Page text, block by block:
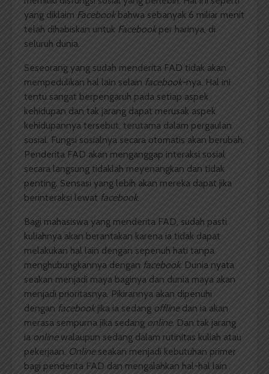
yang diklaim Facebookbahwa sebanyak 6 miliar menit
telah dihabiskan untuk Facebookper harinya, di
seluruh dunia.
Seseorang yang sudah menderita FAD tidak akan
mempedulikan hal lain selain facebook-nya. Hal ini
tentu sangat berpengaruh pada setiap aspek
kehidupan dan tak jarang dapat merusak aspek
kehidupannya tersebut, terutama dalam pergaulan
sosial. Fungsi sosialnya secara otomatis akan berubah.
Penderita FAD akan menganggap interaksi sosial
secara langsung tidaklah meyenangkan dan tidak
penting. Sensasi yang lebih akan mereka dapat jika
berinteraksi lewat facebook.
Bagi mahasiswa yang menderita FAD, sudah pasti
kuliahnya akan berantakan karena ia tidak dapat
melakukan hal lain dengan sepenuh hati tanpa
menghubungkannya dengan facebook. Dunia nyata
seakan menjadi maya baginya dan dunia maya akan
menjadi prioritasnya. Pikirannya akan dipenuhi
dengan facebookjika ia sedang offline dan ia akan
merasa sempurna jika sedang online. Dan tak jarang
ia onlinewalaupun sedang dalam rutinitas kuliah atau
pekerjaan. Onlineseakan menjadi kebutuhan primer
bagi penderita FAD dan mengalahkan hal-hal lain